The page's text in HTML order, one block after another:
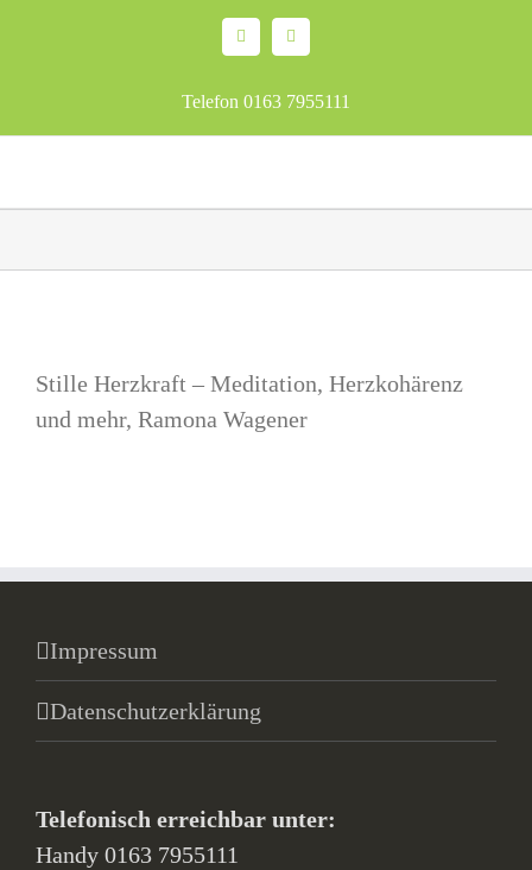
FacebookEmail
Telefon 0163 7955111
Stille Herzkraft – Meditation, Herzkohärenz
und mehr, Ramona Wagener
Impressum
Datenschutzerklärung
Telefonisch erreichbar unter:
Handy 0163 7955111